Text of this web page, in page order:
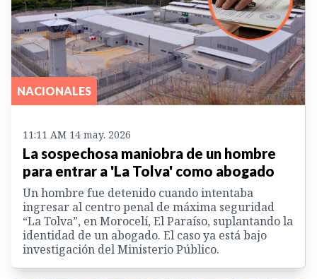
NACIONALES
11:11 AM 14 may. 2026
La sospechosa maniobra de un hombre
para entrar a 'La Tolva' como abogado
Un hombre fue detenido cuando intentaba
ingresar al centro penal de máxima seguridad
“La Tolva”, en Morocelí, El Paraíso, suplantando la
identidad de un abogado. El caso ya está bajo
investigación del Ministerio Público.